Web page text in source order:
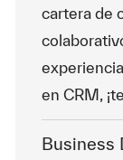
cartera de
en CRM,
Business